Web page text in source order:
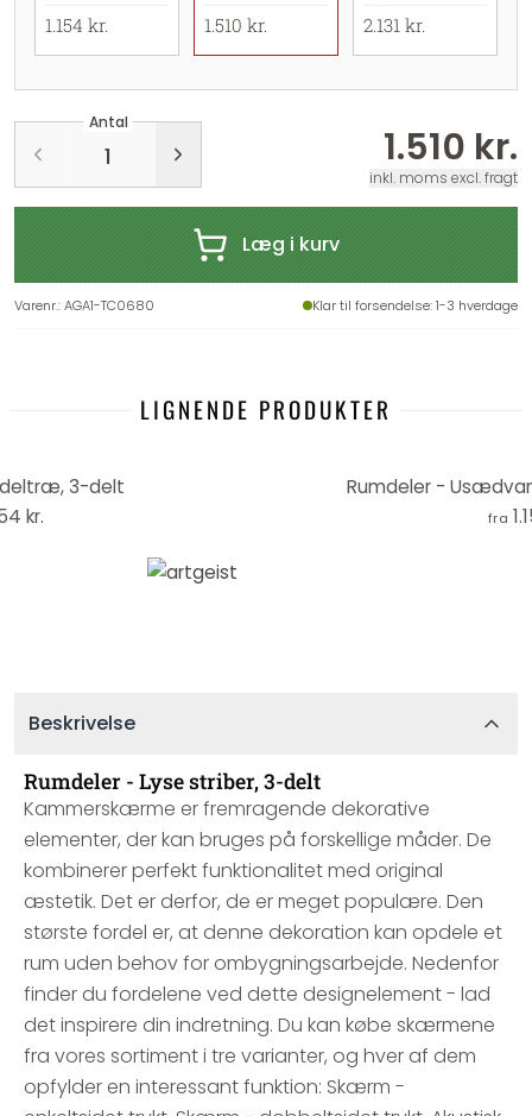
1.154 kr. 1.510 kr. 2.131 kr.
Antal
1.510 kr.
inkl. moms excl. fragt
Læg i kurv
Varenr.:AGA1-TC0680 Klar til forsendelse: 1-3 hverdage
LIGNENDE PRODUKTER
3-delt
kr.
Rumdeler -
fra
Beskrivelse
Rumdeler - Lyse striber, 3-delt
Kammerskærme er fremragende dekorative
elementer, der kan bruges på forskellige måder. De
kombinerer perfekt funktionalitet med original
æstetik. Det er derfor, de er meget populære. Den
største fordel er, at denne dekoration kan opdele et
rum uden behov for ombygningsarbejde. Nedenfor
finder du fordelene ved dette designelement - lad
det inspirere din indretning. Du kan købe skærmene
fra vores sortiment i tre varianter, og hver af dem
opfylder en interessant funktion: Skærm -